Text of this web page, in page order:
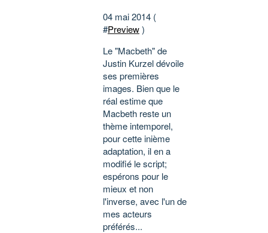
04 mai 2014 (
#Preview)
Le "Macbeth" de
Justin Kurzel dévoile
ses premières
images. Bien que le
réal estime que
Macbeth reste un
thème intemporel,
pour cette inième
adaptation, il en a
modifié le script;
espérons pour le
mieux et non
l'inverse, avec l'un de
mes acteurs
préférés...